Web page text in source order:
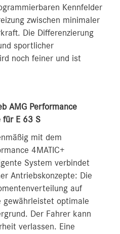
Kennfelder
zwischen minimaler
Die Differenzierung
sportlicher
noch feiner und ist
AMG Performance
für E 63 S
mit dem
4MATIC+
System verbindet
Antriebskonzepte: Die
auf
gewährleistet optimale
Der Fahrer kann
verlassen. Eine